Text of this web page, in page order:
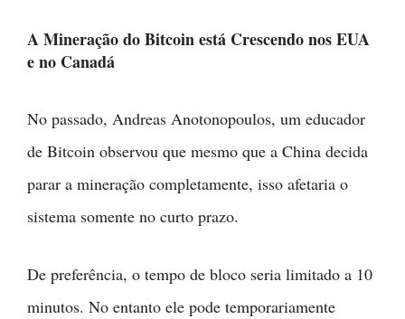
A Mineração do Bitcoin está Crescendo nos EUA
e no Canadá
No passado, Andreas Anotonopoulos, um educador
de Bitcoin observou que mesmo que a China decida
parar a mineração completamente, isso afetaria o
sistema somente no curto prazo.
De preferência, o tempo de bloco seria limitado a 10
minutos. No entanto ele pode temporariamente